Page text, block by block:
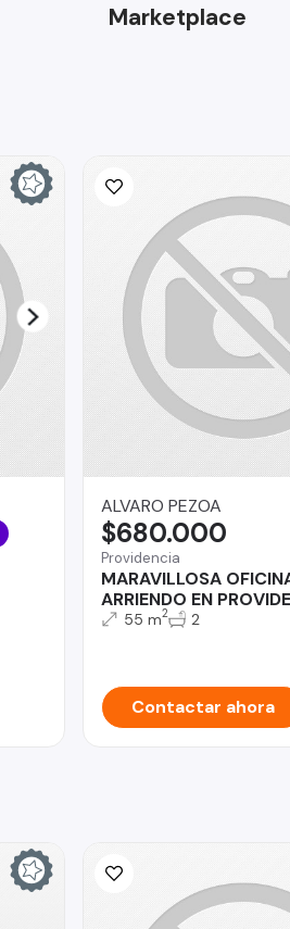
Marketplace
ALVARO PEZOA
Providencia
MARAVILLOSA
ARRIENDO EN
$680.000
55 m2 2
Contactar ahora